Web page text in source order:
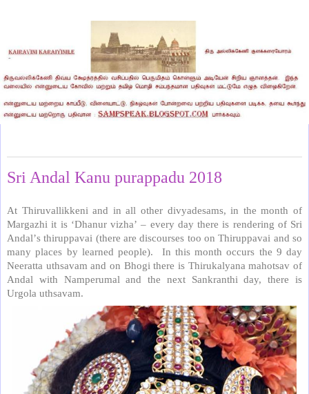
Sri Andal Kanu purappadu 2018
At Thiruvallikkeni and in all other divyadesams, in the month of
Margazhi it is ‘Dhanur vizha’ – every day there is rendering of Sri
Andal’s thiruppavai (there are discourses too on Thiruppavai and so
many places by learned people). In this month occurs the 9 day
Neeratta uthsavam and on Bhogi there is Thirukalyana mahotsav of
Andal with Namperumal and the next Sankranthi day, there is
Urgola uthsavam.